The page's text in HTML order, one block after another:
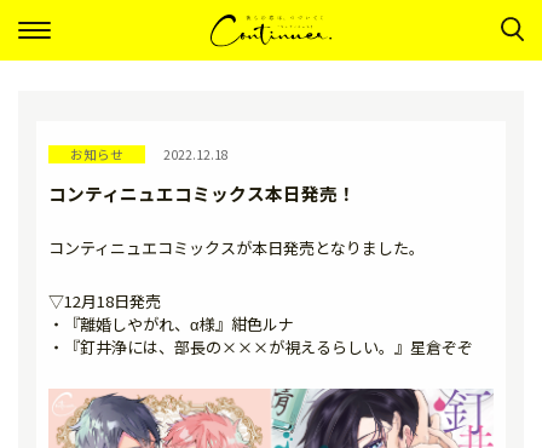
ナ
ゲ
ン
お知らせ 2022.12.18
コンティニュエコミックス本日発売！
コンティニュエコミックスが本日発売となりました。
▽12月18日発売
・『離婚しやがれ、α様』紺色ルナ
・『釘井浄には、部長の×××が視えるらしい。』星倉ぞぞ